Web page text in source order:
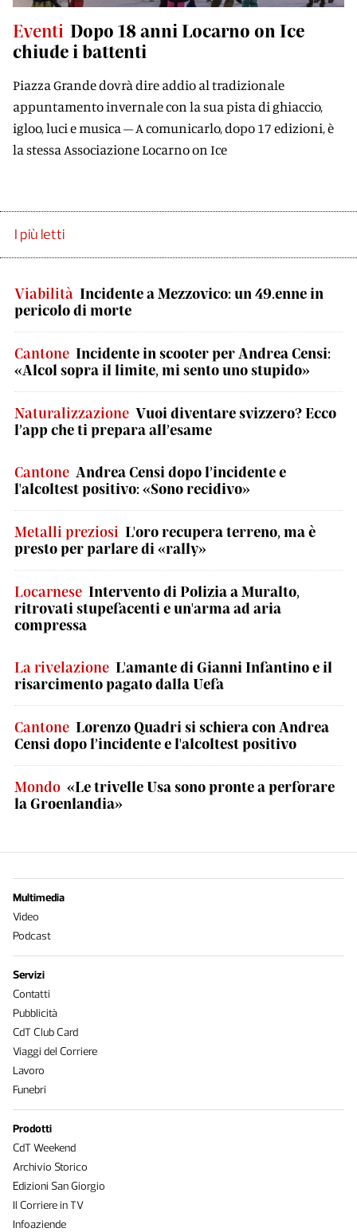
Eventi Dopo 18 anni Locarno on Ice
chiude i battenti
Piazza Grande dovrà dire addio al tradizionale
appuntamento invernale con la sua pista di ghiaccio,
igloo, luci e musica – A comunicarlo, dopo 17 edizioni, è
la stessa Associazione Locarno on Ice
I più letti
Viabilità Incidente a Mezzovico: un 49.enne in
pericolo di morte
Cantone Incidente in scooter per Andrea Censi:
«Alcol sopra il limite, mi sento uno stupido»
Naturalizzazione Vuoi diventare svizzero? Ecco
l’app che ti prepara all’esame
Cantone Andrea Censi dopo l’incidente e
l'alcoltest positivo: «Sono recidivo»
Metalli preziosi L'oro recupera terreno, ma è
presto per parlare di «rally»
Locarnese Intervento di Polizia a Muralto,
ritrovati stupefacenti e un'arma ad aria
compressa
La rivelazione L'amante di Gianni Infantino e il
risarcimento pagato dalla Uefa
Cantone Lorenzo Quadri si schiera con Andrea
Censi dopo l’incidente e l'alcoltest positivo
Mondo «Le trivelle Usa sono pronte a perforare
la Groenlandia»
Multimedia
Video
Podcast
Servizi
Contatti
Pubblicità
CdT Club Card
Viaggi del Corriere
Lavoro
Funebri
Prodotti
CdT Weekend
Archivio Storico
Edizioni San Giorgio
Il Corriere in TV
Infoaziende